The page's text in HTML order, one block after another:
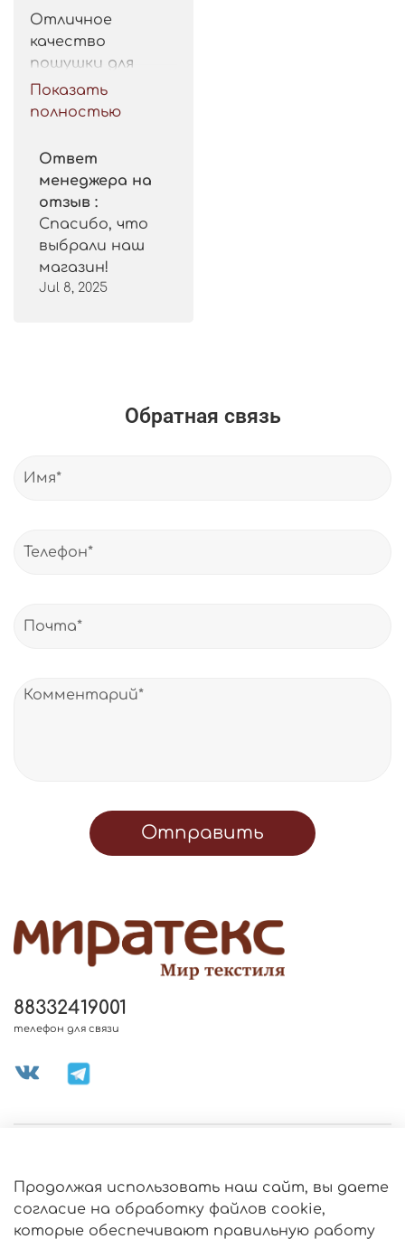
Отличное
качество
пошушки для
такой цены.
Рекомендую.
Показать
полностью
Ответ
менеджера на
отзыв :
Спасибо, что
выбрали наш
магазин!
Jul 8, 2025
Обратная связь
Отправить
ИНФОРМАЦИЯ
88332419001
телефон для связи
Продолжая использовать наш сайт, вы даете
согласие на обработку файлов cookie,
которые обеспечивают правильную работу
Политика
обработки